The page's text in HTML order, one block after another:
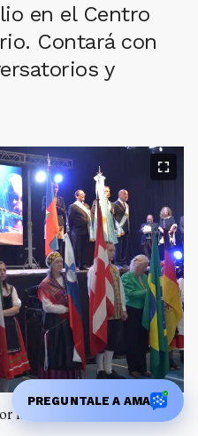
en el Centro
Contará con
y
la Unión de
PREGUNTALE A AMA